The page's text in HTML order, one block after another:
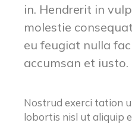
in. Hendrerit in
molestie
eu feugiat nulla
accumsan et iusto.
Nostrud exerci tation
lobortis nisl ut aliquip